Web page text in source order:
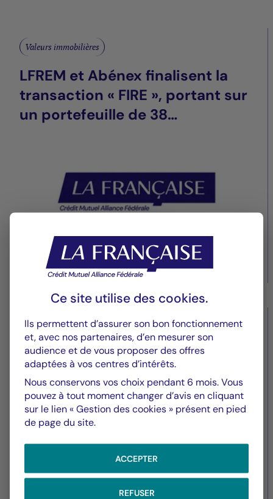
Valeurs immobilières
LFREM et Abénex finalisent la
transaction « FIRE », portant sur
un portefeuille de 38
métropolitaine
27/01/2023
Valeurs immobilières
La Française REM acquiert une
residence de coliving exploitee
par the babel community a
montpellier (34)
Ce site utilise des cookies.
Ils permettent d’assurer son bon fonctionnement
et, avec nos partenaires, d’en mesurer son
audience et de vous proposer des offres
adaptées à vos centres d’intérêts.
Nous conservons vos choix pendant 6 mois. Vous
pouvez à tout moment changer d’avis en cliquant
sur le lien « Gestion des cookies » présent en pied
de page du site.
ACCEPTER
REFUSER